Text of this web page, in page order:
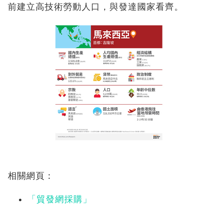
前建立高技術勞動人口，與發達國家看齊。
相關網頁：
「貿發網採購」